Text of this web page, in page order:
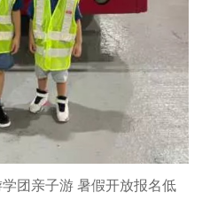
团亲子游 暑假开放报名低